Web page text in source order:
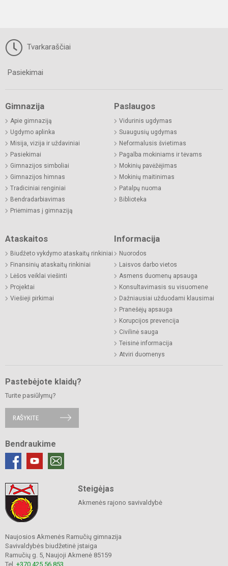
Tvarkaraščiai
Pasiekimai
Gimnazija
Apie gimnaziją
Ugdymo aplinka
Misija, vizija ir uždaviniai
Pasiekimai
Gimnazijos simboliai
Gimnazijos himnas
Tradiciniai renginiai
Bendradarbiavimas
Priėmimas į gimnaziją
Paslaugos
Vidurinis ugdymas
Suaugusių ugdymas
Neformalusis švietimas
Pagalba mokiniams ir tėvams
Mokinių pavėžėjimas
Mokinių maitinimas
Patalpų nuoma
Biblioteka
Ataskaitos
Biudžeto vykdymo ataskaitų rinkiniai
Finansinių ataskaitų rinkiniai
Lėšos veiklai viešinti
Projektai
Viešieji pirkimai
Informacija
Nuorodos
Laisvos darbo vietos
Asmens duomenų apsauga
Konsultavimasis su visuomene
Dažniausiai užduodami klausimai
Pranešėjų apsauga
Korupcijos prevencija
Civilinė sauga
Teisinė informacija
Atviri duomenys
Pastebėjote klaidų?
Turite pasiūlymų?
RAŠYKITE
Bendraukime
Steigėjas
Akmenės rajono savivaldybė
Naujosios Akmenės Ramučių gimnazija
Savivaldybės biudžetinė įstaiga
Ramučių g. 5, Naujoji Akmenė 85159
Tel. +370 425 56 853